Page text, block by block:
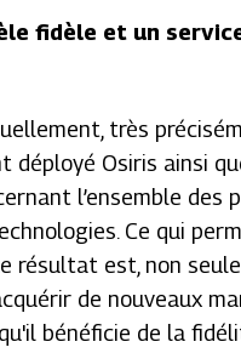
fidèle et un
très
déployé Osiris ainsi
l’ensemble des
Ce qui
résultat est, non
de nouveaux
bénéficie de la